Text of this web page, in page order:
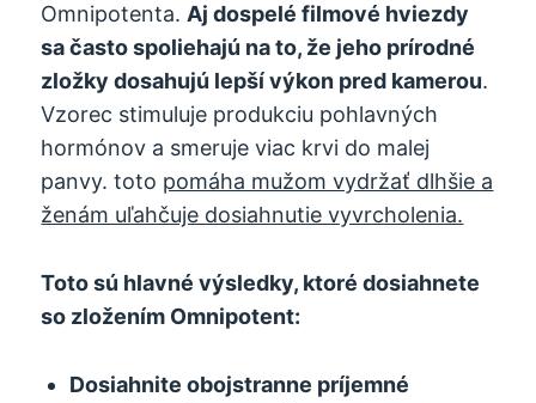
Omnipotenta.Aj dospelé filmové hviezdy
sa často spoliehajú na to, že jeho prírodné
zložky dosahujú lepší výkon pred kamerou.
Vzorec stimuluje produkciu pohlavných
hormónov a smeruje viac krvi do malej
panvy. toto pomáha mužom vydržať dlhšie a
ženám uľahčuje dosiahnutie vyvrcholenia.
Toto sú hlavné výsledky, ktoré dosiahnete
so zložením Omnipotent:
Dosiahnite obojstranne príjemné